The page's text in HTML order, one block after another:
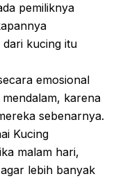
pemiliknya
kucing itu
emosional
karena
sebenarnya.
Kucing
malam hari,
lebih banyak